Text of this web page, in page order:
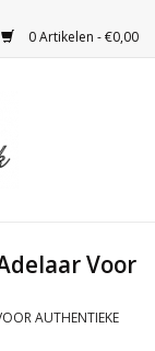
0 Artikelen - €0,00
Voor
AUTHENTIEKE